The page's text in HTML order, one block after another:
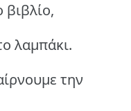
βιβλίο,
λαμπάκι.
την